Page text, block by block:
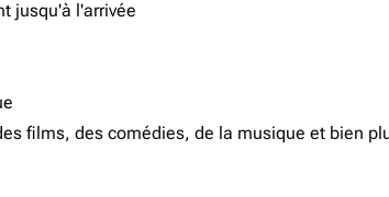
jusqu'à l'arrivée
films, des comédies, de la musique et bien